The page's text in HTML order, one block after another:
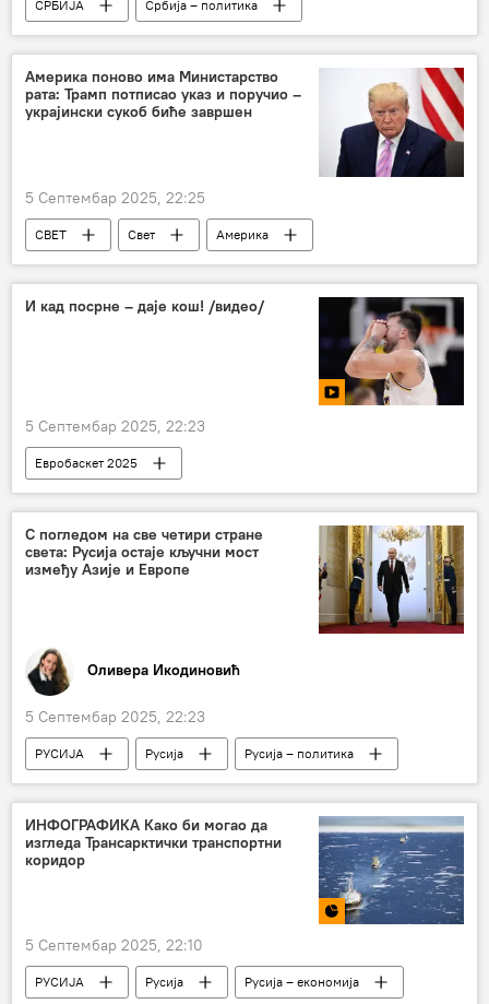
СРБИЈА
Србија – политика
Србија – друштво
Америка поново има Министарство
рата: Трамп потписао указ и поручио –
украјински сукоб биће завршен
5 Септембар 2025, 22:25
СВЕТ Свет
Америка
Доналд Трамп
И кад посрне – даје кош! /видео/
5 Септембар 2025, 22:23
Евробаскет 2025
Евробаскет 2025 – мултимедија
Спорт
С погледом на све четири стране
света: Русија остаје кључни мост
између Азије и Европе
Оливера Икодиновић
5 Септембар 2025, 22:23
РУСИЈА Русија
Русија – политика
Русија – економија
Анализе и мишљења
Источни економски форум у Владивостоку
Владимир Путин
Украјина
Свет
Европска унија (ЕУ)
САД
Доналд Трамп
ИНФОГРАФИКА Како би могао да
изгледа Трансарктички транспортни
коридор
5 Септембар 2025, 22:10
РУСИЈА Русија
Русија – економија